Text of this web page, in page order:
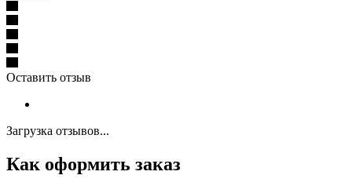
Оставить отзыв
Загрузка отзывов...
Как оформить заказ